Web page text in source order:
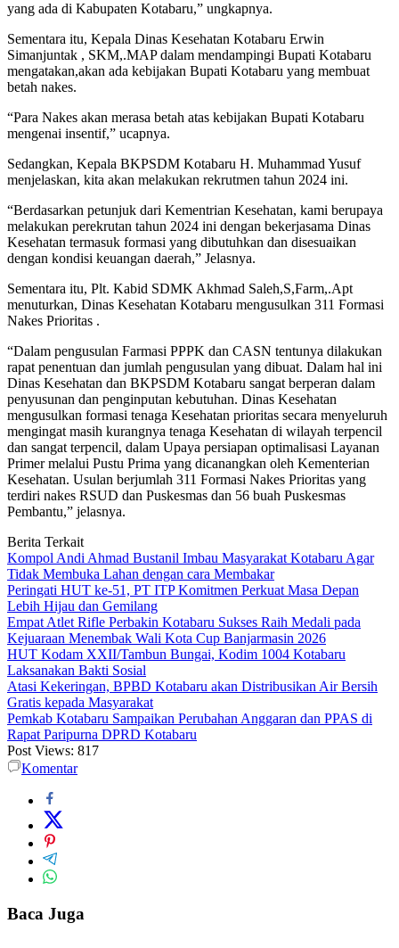
yang ada di Kabupaten Kotabaru,” ungkapnya.
Sementara itu, Kepala Dinas Kesehatan Kotabaru Erwin
Simanjuntak , SKM,.MAP dalam mendampingi Bupati Kotabaru
mengatakan,akan ada kebijakan Bupati Kotabaru yang membuat
betah nakes.
“Para Nakes akan merasa betah atas kebijakan Bupati Kotabaru
mengenai insentif,” ucapnya.
Sedangkan, Kepala BKPSDM Kotabaru H. Muhammad Yusuf
menjelaskan, kita akan melakukan rekrutmen tahun 2024 ini.
“Berdasarkan petunjuk dari Kementrian Kesehatan, kami berupaya
melakukan perekrutan tahun 2024 ini dengan bekerjasama Dinas
Kesehatan termasuk formasi yang dibutuhkan dan disesuaikan
dengan kondisi keuangan daerah,” Jelasnya.
Sementara itu, Plt. Kabid SDMK Akhmad Saleh,S,Farm,.Apt
menuturkan, Dinas Kesehatan Kotabaru mengusulkan 311 Formasi
Nakes Prioritas .
“Dalam pengusulan Farmasi PPPK dan CASN tentunya dilakukan
rapat penentuan dan jumlah pengusulan yang dibuat. Dalam hal ini
Dinas Kesehatan dan BKPSDM Kotabaru sangat berperan dalam
penyusunan dan penginputan kebutuhan. Dinas Kesehatan
mengusulkan formasi tenaga Kesehatan prioritas secara menyeluruh
mengingat masih kurangnya tenaga Kesehatan di wilayah terpencil
dan sangat terpencil, dalam Upaya persiapan optimalisasi Layanan
Primer melalui Pustu Prima yang dicanangkan oleh Kementerian
Kesehatan. Usulan berjumlah 311 Formasi Nakes Prioritas yang
terdiri nakes RSUD dan Puskesmas dan 56 buah Puskesmas
Pembantu,” jelasnya.
Berita Terkait
Kompol Andi Ahmad Bustanil Imbau Masyarakat Kotabaru Agar
Tidak Membuka Lahan dengan cara Membakar
Peringati HUT ke-51, PT ITP Komitmen Perkuat Masa Depan
Lebih Hijau dan Gemilang
Empat Atlet Rifle Perbakin Kotabaru Sukses Raih Medali pada
Kejuaraan Menembak Wali Kota Cup Banjarmasin 2026
HUT Kodam XXII/Tambun Bungai, Kodim 1004 Kotabaru
Laksanakan Bakti Sosial
Atasi Kekeringan, BPBD Kotabaru akan Distribusikan Air Bersih
Gratis kepada Masyarakat
Pemkab Kotabaru Sampaikan Perubahan Anggaran dan PPAS di
Rapat Paripurna DPRD Kotabaru
Post Views: 817
Komentar
Baca Juga